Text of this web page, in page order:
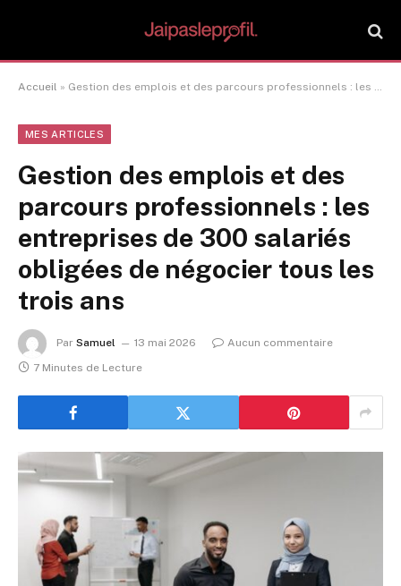
Accueil » Gestion des emplois et des parcours professionnels : les entreprises de 300 salariés obligées de négocier tous les trois ans
MES ARTICLES
Gestion des emplois et des
parcours professionnels : les
entreprises de 300 salariés
obligées de négocier tous les
trois ans
Par Samuel 13 mai 2026
Aucun commentaire
7 Minutes de Lecture